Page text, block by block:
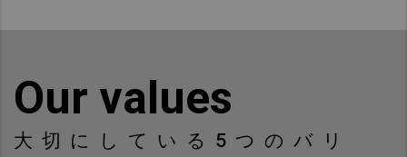
Our values
大切にしている5つのバリ